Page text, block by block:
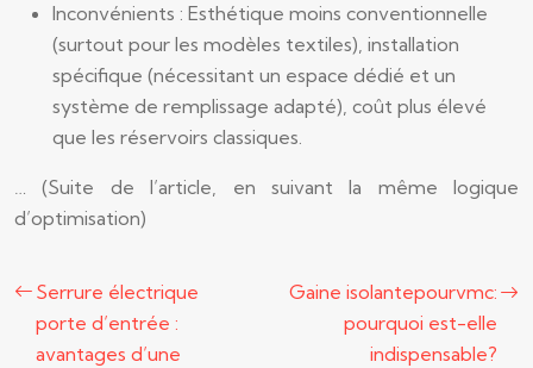
Inconvénients : Esthétique moins conventionnelle
(surtout pour les modèles textiles), installation
spécifique (nécessitant un espace dédié et un
système de remplissage adapté), coût plus élevé
que les réservoirs classiques.
… (Suite de l’article, en suivant la même logique
d’optimisation)
Serrure électrique
porte d’entrée :
avantages d’une
Gaine isolantepourvmc:
pourquoi est-elle
indispensable?